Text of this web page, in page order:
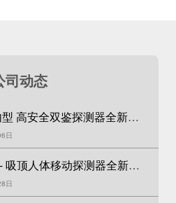
司动态
日
吸顶人体移动探测器全新发
日